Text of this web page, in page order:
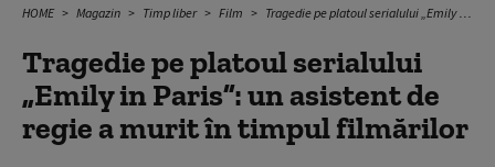
HOME Magazin Timp liber Film Tragedie pe platoul serialului „Emily in Paris”: un asistent de regie a murit în timpul filmărilor
Tragedie pe platoul serialului
„Emily in Paris”: un asistent de
regie a murit în timpul filmărilor